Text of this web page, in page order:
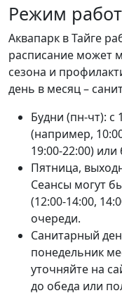
Режим
Аквапарк в Тайге
расписание может
сезона и
день в месяц –
Будни (пн-чт): с
(например,
19:00-22:00)
Пятница,
Сеансы могут
(12:00-14:00,
очереди.
Санитарный
понедельник
уточняйте на
до обеда или